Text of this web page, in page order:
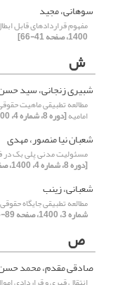
سوهانی، مجید
مفهوم قراردادهای قابل
1400، صفحه 41-66]
ش
شبیری زنجانی، سید
مطالعه تطبیقی ماهیت
امامیه[دوره 8، شماره 4، 1400، صفحه 35-60]
شعبان نیا منصور، مهدی
مسئولیت مدنی پلی بک در
[دوره 8، شماره 4، 1400، صفحه 61-86]
شعبانی، زینب
مطالعه تطبیقی جایگاه
شماره 3، 1400، صفحه 89-116]
ص
صادقی مقدم، محمد